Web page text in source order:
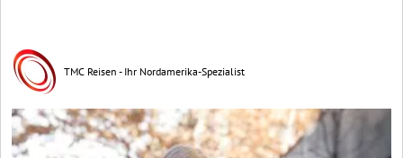
TMC Reisen - Ihr Nordamerika-Spezialist